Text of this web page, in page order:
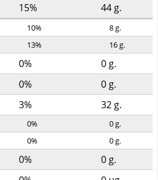
15% 44 g.
10% 8g.
13% 16g.
0% 0 g.
0% 0 g.
3% 32 g.
0% 0g.
0% 0g.
0% 0 g.